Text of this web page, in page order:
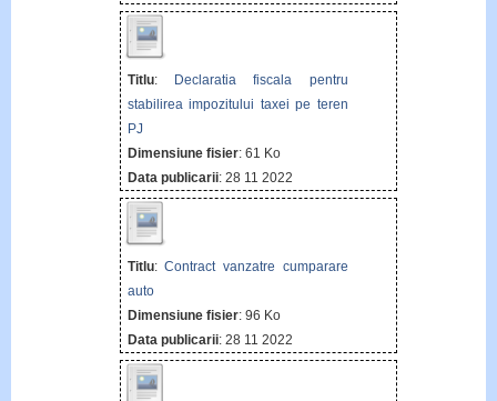
Titlu: Declaratia fiscala pentru
stabilirea impozitului taxei pe teren
PJ
Dimensiune fisier: 61 Ko
Data publicarii: 28 11 2022
Titlu:Contract vanzatre cumparare
auto
Dimensiune fisier: 96 Ko
Data publicarii: 28 11 2022